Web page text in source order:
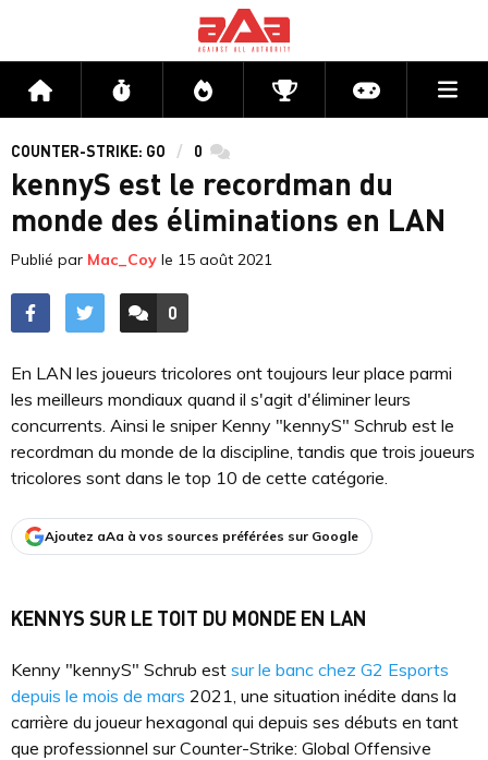
Accueil Flux Directs CompétitionsActu jeux
COUNTER-STRIKE: GO 0 commentaires
kennyS est le recordman du
monde des éliminations en LAN
Publié par Mac_Coy le 15 août 2021
ACCÉDER AUX
0
COMMENTAIRES
En LAN les joueurs tricolores ont toujours leur place parmi
les meilleurs mondiaux quand il s'agit d'éliminer leurs
concurrents. Ainsi le sniper Kenny "kennyS" Schrub est le
recordman du monde de la discipline, tandis que trois joueurs
tricolores sont dans le top 10 de cette catégorie.
Ajoutez aAa à vos sources préférées sur Google
KENNYS SUR LE TOIT DU MONDE EN LAN
Kenny "kennyS" Schrub est sur le banc chez G2 Esports
depuis le mois de mars 2021, une situation inédite dans la
carrière du joueur hexagonal qui depuis ses débuts en tant
que professionnel sur Counter-Strike: Global Offensive